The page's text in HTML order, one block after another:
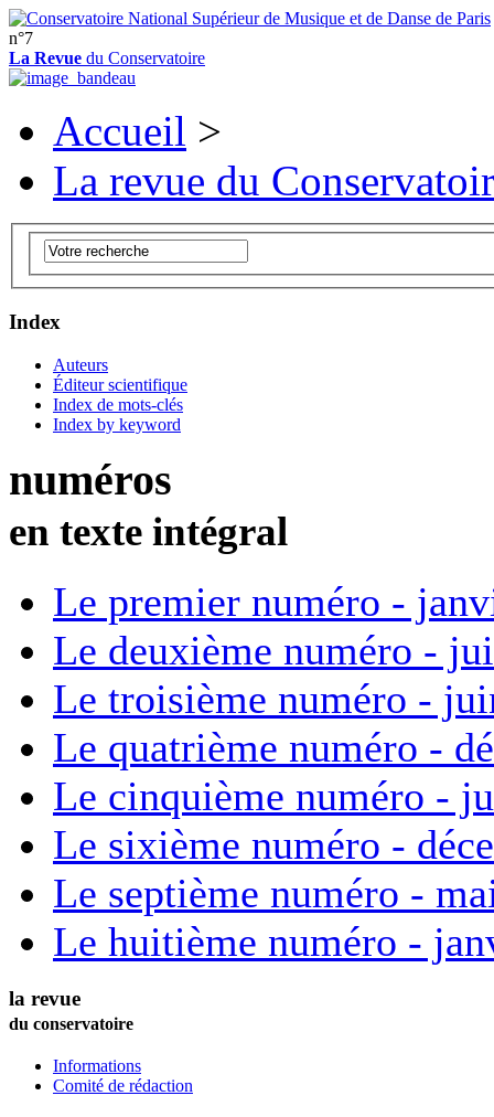
n°7
La Revue du Conservatoire
Accueil >
La revue du
Index
Auteurs
Éditeur scientifique
Index de mots-clés
Index by keyword
numéros
en texte intégral
Le premier numéro -
Le deuxième numéro -
Le troisième numéro -
Le quatrième numéro -
Le cinquième numéro -
Le sixième numéro -
Le septième numéro -
Le huitième numéro -
la revue
du conservatoire
Informations
Comité de rédaction